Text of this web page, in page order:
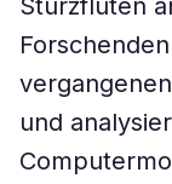
Sturzfluten
und